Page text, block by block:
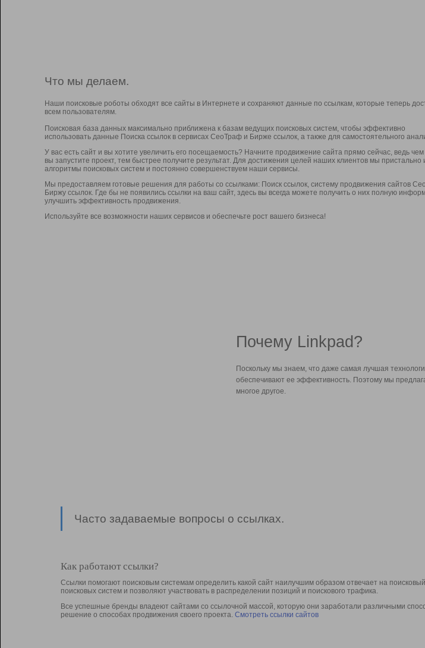
Что мы делаем.
Наши поисковые роботы обходят все сайты в Интернете и сохраняют данные по ссылкам, которые теперь
всем пользователям.
Поисковая база данных максимально приближена к базам ведущих поисковых систем, чтобы эффективно
использовать данные Поиска ссылок в сервисах СеоТраф и Бирже ссылок, а также для самостоятельного
У вас есть сайт и вы хотите увеличить его посещаемость? Начните продвижение сайта прямо сейчас, ведь
вы запустите проект, тем быстрее получите результат. Для достижения целей наших клиентов мы пристально
алгоритмы поисковых систем и постоянно совершенствуем наши сервисы.
Мы предоставляем готовые решения для работы со ссылками: Поиск ссылок, систему продвижения сайтов
Биржу ссылок. Где бы не появились ссылки на ваш сайт, здесь вы всегда можете получить о них полную
улучшить эффективность продвижения.
Используйте все возможности наших сервисов и обеспечьте рост вашего бизнеса!
Почему Linkpad?
Поскольку мы знаем, что даже самая лучшая
обеспечивают ее эффективность. Поэтому мы
многое другое.
Часто задаваемые вопросы о ссылках.
Как работают ссылки?
Ссылки помогают поисковым системам определить какой сайт наилучшим образом отвечает на
поисковых систем и позволяют участвовать в раcпределении позиций и поискового трафика.
Все успешные бренды владеют сайтами со ссылочной массой, которую они заработали различными
решение о способах продвижения своего проекта. Смотреть ссылки сайтов